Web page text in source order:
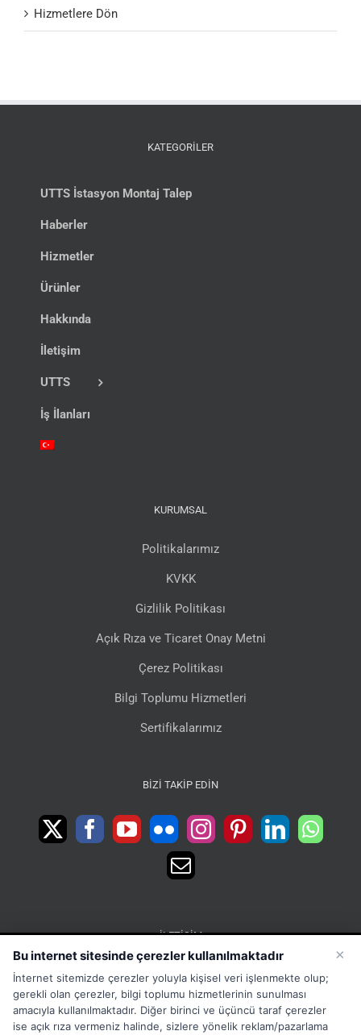
Hizmetlere Dön
KATEGORİLER
UTTS İstasyon Montaj Talep
Haberler
Hizmetler
Ürünler
Hakkında
İletişim
UTTS
İş İlanları
KURUMSAL
Politikalarımız
KVKK
Gizlilik Politikası
Açık Rıza ve Ticaret Onay Metni
Çerez Politikası
Bilgi Toplumu Hizmetleri
Sertifikalarımız
BIZI TAKIP EDIN
İLETIŞIM
15 Temmuz Mah. 1468 Sok. No:5 Güneşli Bağcılar
İstanbul Türkiye
Phone:Merkez:+902126563010 Destek:+908502228722
WhatsApp:+905333867971
×
Bu internet sitesinde çerezler kullanılmaktadır
İnternet sitemizde çerezler yoluyla kişisel veri işlenmekte olup;
gerekli olan çerezler, bilgi toplumu hizmetlerinin sunulması
amacıyla kullanılmaktadır. Diğer birinci ve üçüncü taraf çerezler
ise açık rıza vermeniz halinde, sizlere yönelik reklam/pazarlama